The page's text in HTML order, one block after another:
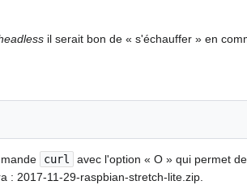
il serait bon de « s'échauffer » en
curl
avec l'option « O » qui permet
: 2017-11-29-raspbian-stretch-lite.zip.